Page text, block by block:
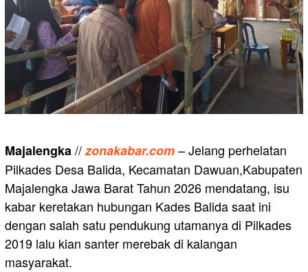
Majalengka//zonakabar.com– Jelang perhelatan
Pilkades Desa Balida, Kecamatan Dawuan,Kabupaten
Majalengka Jawa Barat Tahun 2026 mendatang, isu
kabar keretakan hubungan Kades Balida saat ini
dengan salah satu pendukung utamanya di Pilkades
2019 lalu kian santer merebak di kalangan
masyarakat.